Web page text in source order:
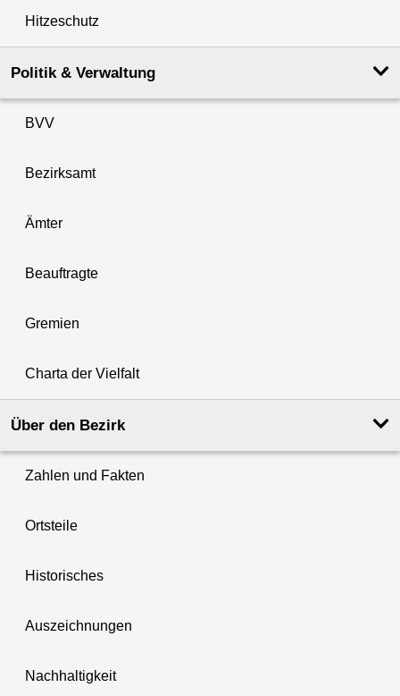
Hitzeschutz
Politik & Verwaltung
BVV
Bezirksamt
Ämter
Beauftragte
Gremien
Charta der Vielfalt
Über den Bezirk
Zahlen und Fakten
Ortsteile
Historisches
Auszeichnungen
Nachhaltigkeit